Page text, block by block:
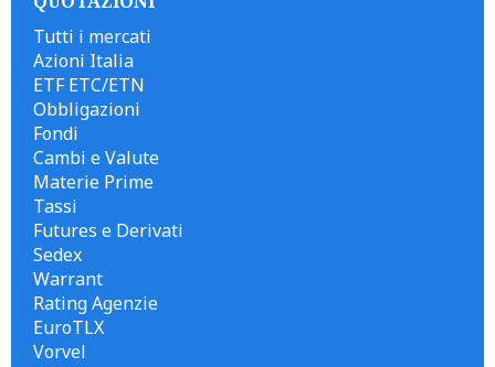
Tutti i mercati
Azioni Italia
ETF ETC/ETN
Obbligazioni
Fondi
Cambi e Valute
Materie Prime
Tassi
Futures e Derivati
Sedex
Warrant
Rating Agenzie
EuroTLX
Vorvel